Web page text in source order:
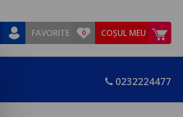
FAVORITE COȘUL MEU
0232224477